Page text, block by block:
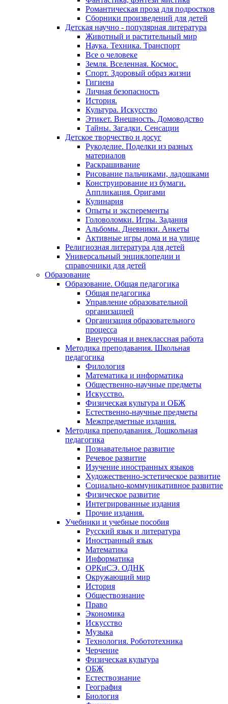
Романтическая проза для подростков
Сборники произведений для детей
Детская научно - популярная литература
Животный и растительный мир
Наука. Техника. Транспорт
Все о человеке
Земля. Вселенная. Космос.
Спорт. Здоровый образ жизни
Гигиена
Личная безопасность
История.
Культура. Искусство
Этикет. Внешность. Домоводство
Тайны. Загадки. Сенсации
Детское творчество и досуг
Рукоделие. Поделки из разных
материалов
Раскрашивание
Рисование пальчиками, ладошками
Конструирование из бумаги.
Аппликация. Оригами
Кулинария
Опыты и эксперементы
Головоломки. Игры. Задания
Альбомы. Дневники. Анкеты
Активные игры дома и на улице
Религиозная литература для детей
Универсальный энциклопедии и
справочники для детей
Образование
Образование. Общая педагогика
Общая педагогика
Управление образовательной
организацией
Организация образовательного
процесса
Внеурочная и внеклассная работа
Методика преподавания. Школьная
педагогика
Филология
Математика и информатика
Общественно-научные предметы
Искусство.
Физическая культура и ОБЖ
Естественно-научные предметы
Межпредметные издания.
Методика преподавания. Дошкольная
педагогика
Познавательное развитие
Речевое развитие
Изучение иностранных языков
Художественно-эстетическое развитие
Социально-коммуникативное развитие
Физическое развитие
Интегрированные издания
Прочие издания.
Учебники и учебные пособия
Русский язык и литература
Иностранный язык
Математика
Информатика
ОРКиСЭ. ОДНК
Окружающий мир
История
Обществознание
Право
Экономика
Искусство
Музыка
Технология. Робототехника
Черчение
Физическая культура
ОБЖ
Естествознание
География
Биология